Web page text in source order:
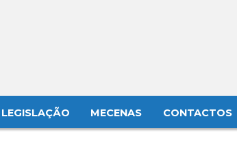
LEGISLAÇÃO MECENAS CONTACTOS